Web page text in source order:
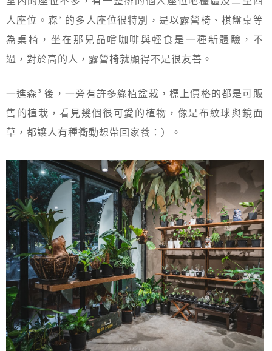
人座位。森³ 的多人座位很特別，是以露營椅、棋盤桌等
為桌椅，坐在那兒品嚐咖啡與輕食是一種新體驗，不
過，對於高的人，露營椅就顯得不是很友善。
一進森³ 後，一旁有許多綠植盆栽，標上價格的都是可販
售的植栽，看見幾個很可愛的植物，像是布紋球與鏡面
草，都讓人有種衝動想帶回家養：）。